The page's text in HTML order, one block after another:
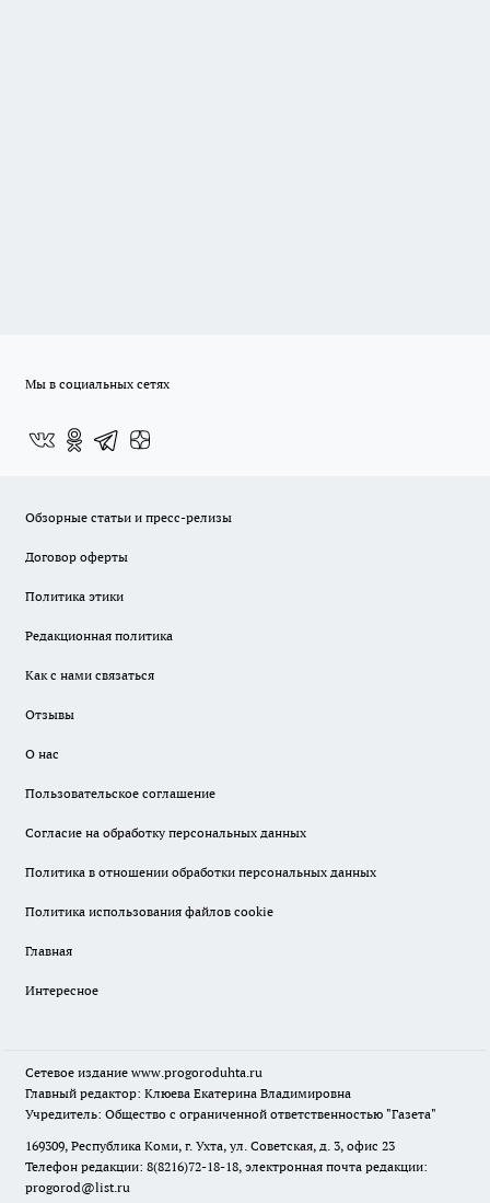
Мы в социальных сетях
Обзорные статьи и пресс-релизы
Договор оферты
Политика этики
Редакционная политика
Как с нами связаться
Отзывы
О нас
Пользовательское соглашение
Согласие на обработку персональных данных
Политика в отношении обработки персональных данных
Политика использования файлов cookie
Главная
Интересное
Сетевое издание www.progoroduhta.ru
Главный редактор: Клюева Екатерина Владимировна
Учредитель: Общество с ограниченной ответственностью "Газета"
169309, Республика Коми, г. Ухта, ул. Советская, д. 3, офис 23
Телефон редакции: 8(8216)72-18-18, электронная почта редакции:
progorod@list.ru